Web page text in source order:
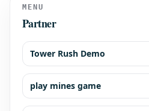
MENU
Partner
Tower Rush Demo
play mines game